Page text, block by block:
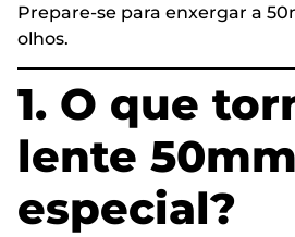
Prepare-se para enxergar a
olhos.
1. O que
lente
especial?